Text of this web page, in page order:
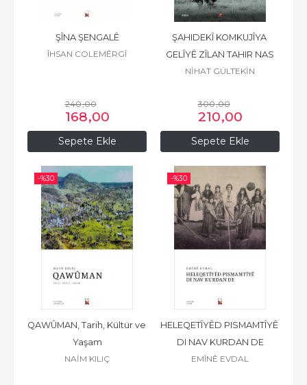
Sepete Ekle
ŞÎNA ŞENGALÊ
ÎHSAN COLEMÊRGÎ
240,00
168,00
Sepete Ekle
ŞAHIDEKÎ KOMKUJÎYA
GELÎYÊ ZÎLAN TAHIR NAS
NİHAT GÜLTEKİN
300,00
210,00
-%30
QAWÛMAN, Tarih, Kültür ve
Yaşam
NAİM KILIÇ
-%30
HELEQETÎYÊD PISMAMTÎYÊ
DI NAV KURDAN DE
EMÎNÊ EVDAL